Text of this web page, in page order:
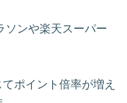
ソンや楽天スーパー
ポイント倍率が増え